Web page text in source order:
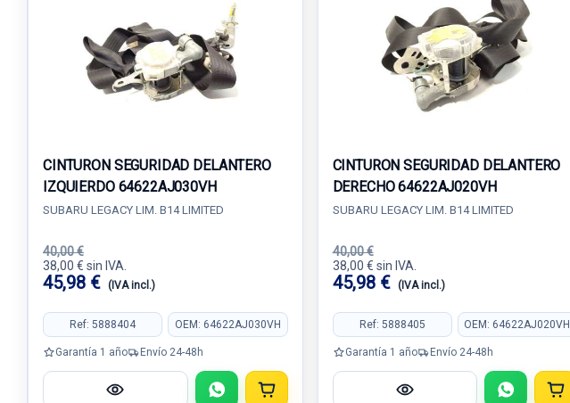
CINTURON SEGURIDAD DELANTERO
IZQUIERDO 64622AJ030VH
SUBARU LEGACY LIM. B14 LIMITED
40,00 €
38,00 € sin IVA.
45,98 € (IVA incl.)
Ref: 5888404 OEM: 64622AJ030VH
Garantía 1 año Envío 24-48h
CINTURON SEGURIDAD DELANTERO
DERECHO 64622AJ020VH
SUBARU LEGACY LIM. B14 LIMITED
40,00 €
38,00 € sin IVA.
45,98 € (IVA incl.)
Ref: 5888405 OEM: 64622AJ020VH
Garantía 1 año Envío 24-48h